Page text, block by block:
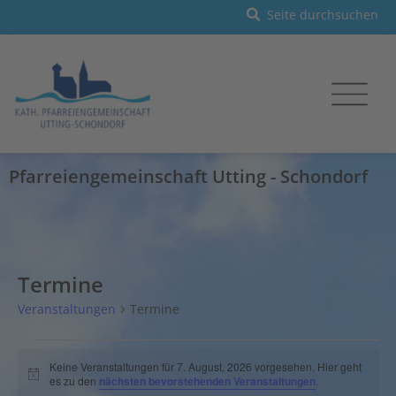
Pfarreiengemeinschaft Utting - Schondorf
Termine
Veranstaltungen Termine
Hinweis
Keine Veranstaltungen für 7. August, 2026 vorgesehen. Hier geht
es zu den nächsten bevorstehenden Veranstaltungen